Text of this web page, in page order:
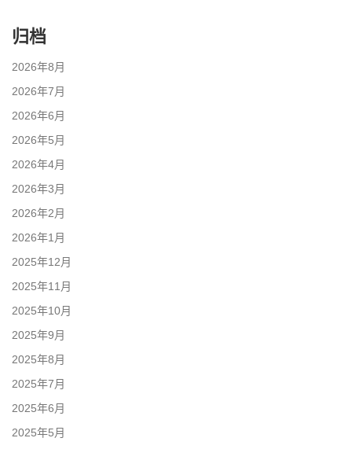
归档
2026年8月
2026年7月
2026年6月
2026年5月
2026年4月
2026年3月
2026年2月
2026年1月
2025年12月
2025年11月
2025年10月
2025年9月
2025年8月
2025年7月
2025年6月
2025年5月